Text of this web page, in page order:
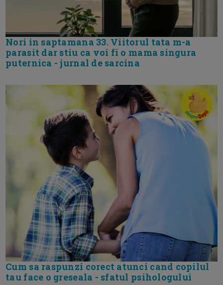
Nori in saptamana 33. Viitorul tata m-a
parasit dar stiu ca voi fi o mama singura
puternica - jurnal de sarcina
Cum sa raspunzi corect atunci cand copilul
tau face o greseala - sfatul psihologului